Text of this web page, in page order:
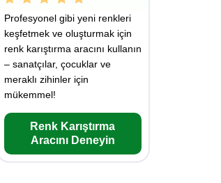
Profesyonel gibi yeni renkleri
keşfetmek ve oluşturmak için
renk karıştırma aracını kullanın
– sanatçılar, çocuklar ve
meraklı zihinler için
mükemmel!
Renk Karıştırma
Aracını Deneyin